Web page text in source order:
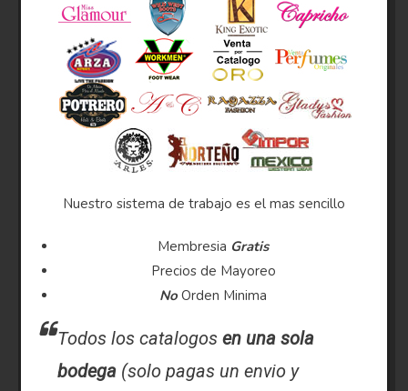
Nuestro sistema de trabajo es el mas sencillo
Membresia Gratis
Precios de Mayoreo
No Orden Minima
Todos los catalogosen una sola
bodega (solo pagas un envio y